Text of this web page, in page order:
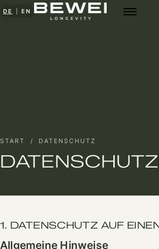
DE EN
START / DATENSCHUTZ
1. DATENSCHUTZ AUF
Allgemeine Hinweise